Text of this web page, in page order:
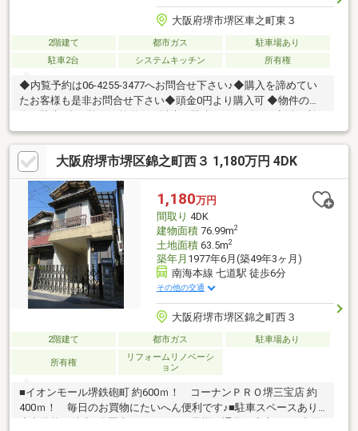
大阪府堺市堺区車之町東３
2階建て 都市ガス
駐車場あり
駐車2台
システムキッチン 所有権
◆内覧予約は06-4255-3477へお問合せ下さい♪◆購入を諦めてい
たお客様も是非お問合せ下さい◆頭金0円より購入可 ◆物件の特
徴・駐車2台可能！・前道６ｍ以上！駐車スムーズ！・生活便利な
周辺環境・全居室収納あり・ゆとりのある4LDKの間取り・駅近で
通勤・通学便利♪◆見るだけ大歓迎◆接客対応品質に自信があり
◆夜間早朝もお気軽にご連絡ください！◆無料送迎可「購入する
か分からないけど見るだけ見たい」「他社の物件もまとめて見て
みたい」等 ご購入をご検討中のお客様にとって、より良い条件で
ご購入頂く為に精一杯サポート致します不動産の事なら何でもお
気軽にご相談下さい！
大阪府堺市堺区錦之町西３ 1,180万円 4DK
1,180万円
間取り 4DK
建物面積76.99m2
土地面積63.5m2
築年月 1977年6月(築49年3ヶ月)
南海本線 七道駅 徒歩6分
その他の交通
大阪府堺市堺区錦之町西３
2階建て 都市ガス 駐車場あり
所有権
リフォームリノベーシ
ョン
■イオンモール堺鉄砲町 約600ｍ！ コーナンＰＲＯ堺三宝店 約
400ｍ！ 毎日のお買物にたいへん便利です♪■駐車スペースあり■